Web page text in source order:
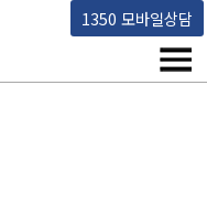
1350 모바일상담
고객상담센터
메